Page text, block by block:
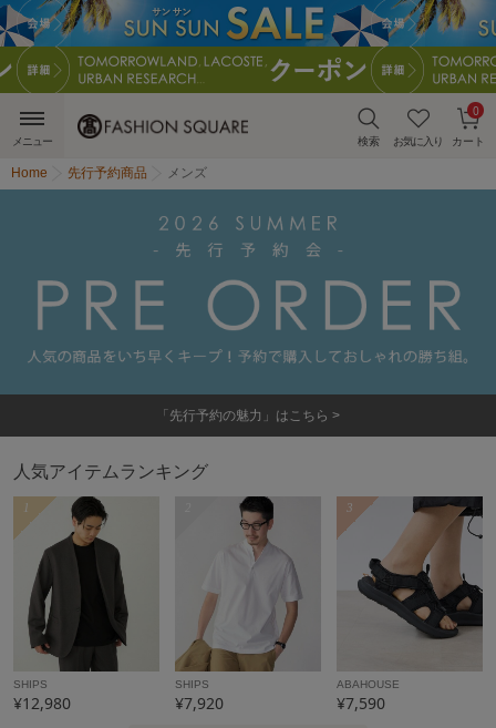
検索 お気に入り カート
0
メニュー
Home 先行予約商品 メンズ
「先行予約の魅力」はこちら >
人気アイテムランキング
1
SHIPS
¥12,980
SHIPS
¥7,920
3
ABAHOUSE
¥7,590